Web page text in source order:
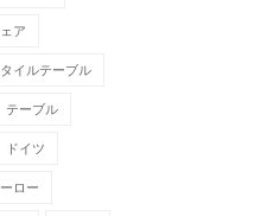
ア
タイルテーブル
テーブル
ドイツ
ロー